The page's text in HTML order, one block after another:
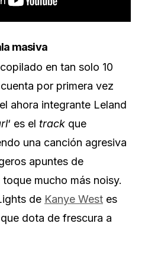
masiva
en tan solo 10
por primera vez
ahora integrante Leland
‘ es el track que
una canción agresiva
apuntes de
mucho más noisy.
de Kanye West es
dota de frescura a